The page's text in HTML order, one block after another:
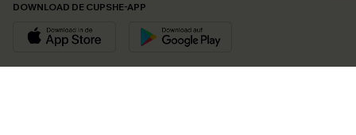
DOWNLOAD DE CUPSHE-APP